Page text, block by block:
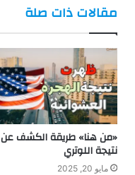
مقالات ذات صلة
«من هنا» طريقة الكشف عن
نتيجة اللوتري
مايو 20, 2025